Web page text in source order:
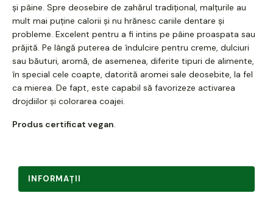
și pâine. Spre deosebire de zahărul tradițional, malțurile au
mult mai puține calorii și nu hrănesc cariile dentare și
probleme. Excelent pentru a fi intins pe pâine proaspata sau
prăjită. Pe lângă puterea de îndulcire pentru creme, dulciuri
sau băuturi, aromă, de asemenea, diferite tipuri de alimente,
în special cele coapte, datorită aromei sale deosebite, la fel
ca mierea. De fapt, este capabil să favorizeze activarea
drojdiilor și colorarea coajei.
Produs certificat vegan.
INFORMAŢII